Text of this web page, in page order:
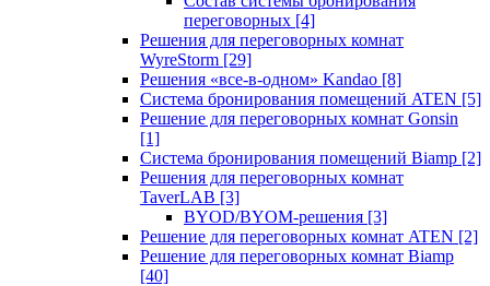
переговорных [4]
Решения для переговорных комнат
WyreStorm [29]
Решения «все-в-одном» Kandao [8]
Система бронирования помещений ATEN [5]
Решение для переговорных комнат Gonsin
[1]
Система бронирования помещений Biamp [2]
Решения для переговорных комнат
TaverLAB [3]
BYOD/BYOM-решения [3]
Решение для переговорных комнат ATEN [2]
Решение для переговорных комнат Biamp
[40]